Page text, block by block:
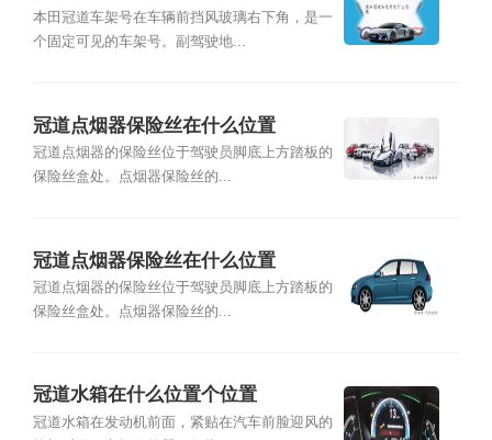
本田冠道车架号在车辆前挡风玻璃右下角，是一
个固定可见的车架号。副驾驶地...
冠道点烟器保险丝在什么位置
冠道点烟器的保险丝位于驾驶员脚底上方踏板的
保险丝盒处。点烟器保险丝的...
冠道点烟器保险丝在什么位置
冠道点烟器的保险丝位于驾驶员脚底上方踏板的
保险丝盒处。点烟器保险丝的...
冠道水箱在什么位置个位置
冠道水箱在发动机前面，紧贴在汽车前脸迎风的